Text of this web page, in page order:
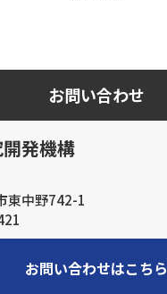
お問い合わせ
発機構
東中野742-1
お問い合わせはこちら